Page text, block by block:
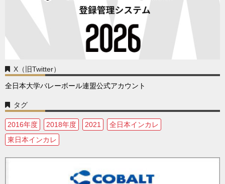
X（旧Twitter）
全日本大学バレーボール連盟公式アカウント
タグ
2016年度 2018年度 2021
全日本インカレ
東日本インカレ